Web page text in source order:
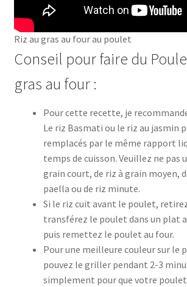
Riz au gras au four au poulet
Conseil pour faire du
gras au four :
Pour cette recette, je
Le riz Basmati ou le riz au jasmin
remplacés par le même rapport
temps de cuisson. Veuillez ne pas
grain court, de riz à grain moyen,
paella ou de riz minute.
Si le riz cuit avant le poulet,
transférez le poulet dans un plat
puis remettez le poulet au four.
Pour une meilleure couleur sur le
pouvez le griller pendant 2-3
simplement pour que votre